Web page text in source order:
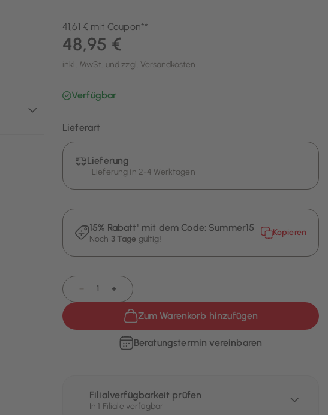
41,61 € mit Coupon**
48,95 €
inkl. MwSt. und zzgl. Versandkosten
Verfügbar
Lieferart
Lieferung
Lieferung in 2-4 Werktagen
15% Rabatt¹ mit dem Code: Summer15
Noch 3 Tage gültig!
Kopieren
+
Zum Warenkorb hinzufügen
Beratungstermin vereinbaren
Filialverfügbarkeit prüfen
In 1 Filiale verfügbar